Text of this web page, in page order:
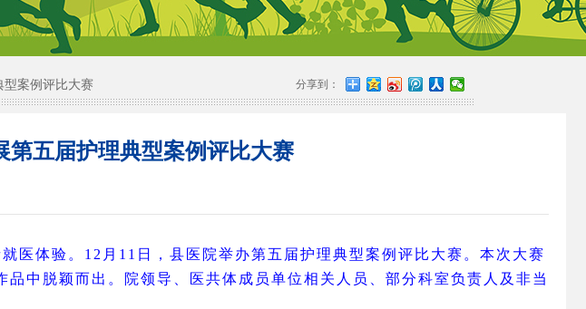
分享到：
型案例评比大赛
第五届护理典型案例评比大赛
医体验。12月11日，县医院举办第五届护理典型案例评比大赛。本次大赛
中脱颖而出。院领导、医共体成员单位相关人员、部分科室负责人及非当